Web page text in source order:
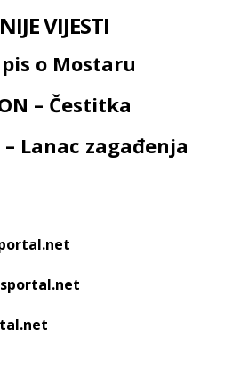
VIJESTI
o Mostaru
– Čestitka
– Lanac zagađenja